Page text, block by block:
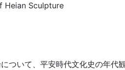
Heian Sculpture
ついて、平安時代文化史の年代観